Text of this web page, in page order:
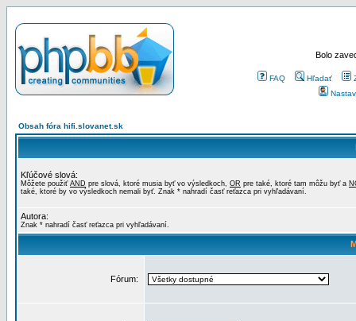
Bolo
FAQ Hľadať
Obsah fóra hifi.slovanet.sk
Kľúčové slová:
Môžete použiť AND pre slová, ktoré musia byť vo výsledkoch, OR pre také, ktoré tam môžu byť a
také, ktoré by vo výsledkoch nemali byť. Znak * nahradí časť reťazca pri vyhľadávaní.
Autora:
Znak * nahradí časť reťazca pri vyhľadávaní.
Fórum: